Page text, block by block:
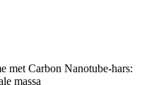
met Carbon Nanotube-hars:
massa